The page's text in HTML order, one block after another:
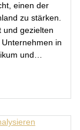
einen der
zu stärken.
und gezielten
in
und…